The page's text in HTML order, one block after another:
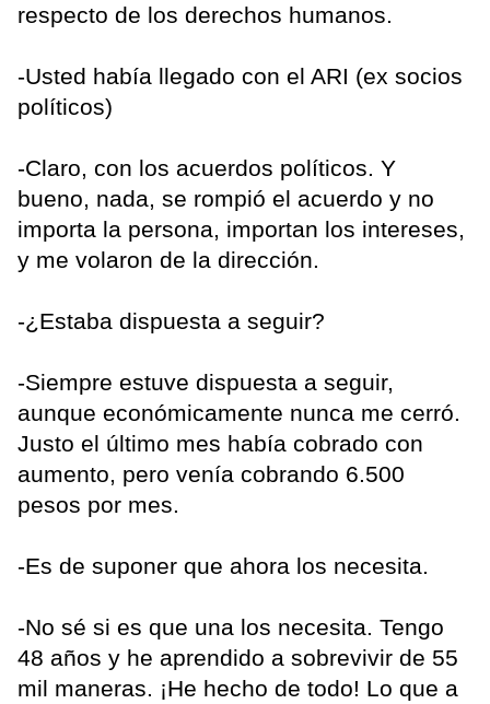
respecto de los derechos humanos.
-Usted había llegado con el ARI (ex socios
políticos)
-Claro, con los acuerdos políticos. Y
bueno, nada, se rompió el acuerdo y no
importa la persona, importan los intereses,
y me volaron de la dirección.
-¿Estaba dispuesta a seguir?
-Siempre estuve dispuesta a seguir,
aunque económicamente nunca me cerró.
Justo el último mes había cobrado con
aumento, pero venía cobrando 6.500
pesos por mes.
-Es de suponer que ahora los necesita.
-No sé si es que una los necesita. Tengo
48 años y he aprendido a sobrevivir de 55
mil maneras. ¡He hecho de todo! Lo que a